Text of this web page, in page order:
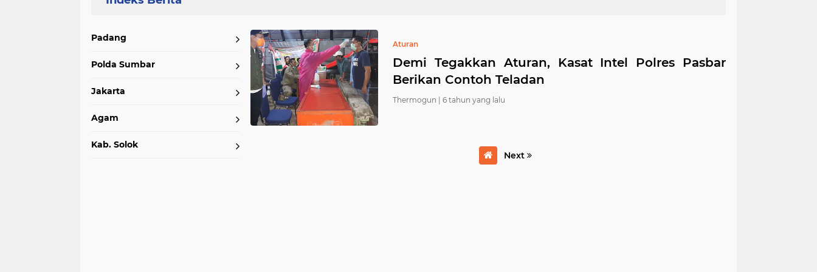
Padang
Polda Sumbar
Jakarta
Agam
Kab. Solok
Aturan
Demi Tegakkan Aturan, Kasat Intel Polres Pasbar
Berikan Contoh Teladan
Thermogun | 6 tahun yang lalu
Next